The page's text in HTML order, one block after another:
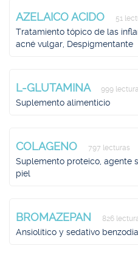
AZELAICO ACIDO 51
Tratamiento tópico de las
acné vulgar, Despigmentante
L-GLUTAMINA 999
Suplemento alimenticio
COLAGENO 797 lecturas
Suplemento proteico, agente
piel
BROMAZEPAN 826
Ansiolítico y sedativo